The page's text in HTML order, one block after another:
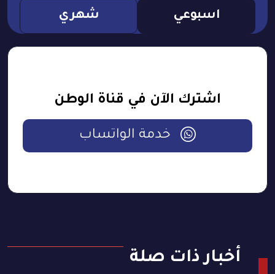
اسبوعي شهري
اشترك الآن في قناة الوطن
خدمة الواتساب
أخبار ذات صلة